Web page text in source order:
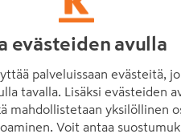
Tuotenumero:
evästeiden avulla
palveluissaan evästeitä,
tavalla. Lisäksi evästeiden
mahdollistetaan yksilöllinen
Voit antaa